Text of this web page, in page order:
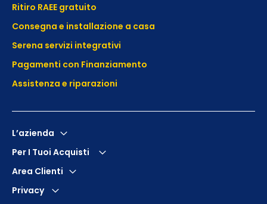
Ritiro RAEE gratuito
Consegna e installazione a casa
Serena servizi integrativi
Pagamenti con Finanziamento
Assistenza e riparazioni
L’azienda
Per I Tuoi Acquisti
Area Clienti
Privacy